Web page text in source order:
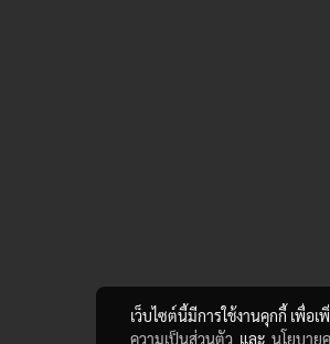
เว็บไซต์นี้มีการใช้งานคุกกี้ เพื่อ
ความเป็นส่วนตัว และ นโยบาย